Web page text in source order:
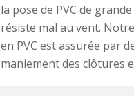
la pose de PVC de
résiste mal au vent.
en PVC est assurée par
maniement des clôtures